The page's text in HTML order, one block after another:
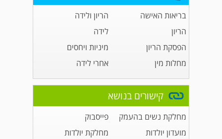
בריאות האישה
הריון ולידה
הריון
לידה
הפסקת הריון
מיניות ויחסים
מחלות מין
אחרי לידה
קישורים בנושא
מחלקת נשים בהעמק
פייסבוק
מועדון יולדות
מחלקת יולדות